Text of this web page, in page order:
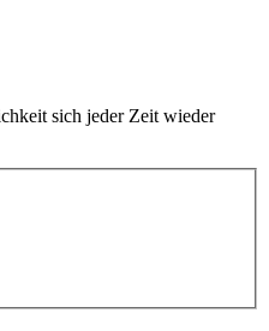
sich jeder Zeit wieder